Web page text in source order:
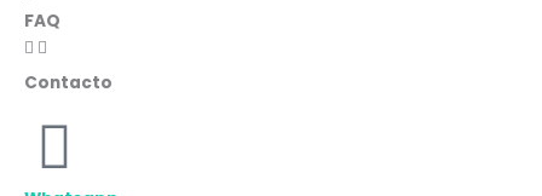
FAQ
Contacto